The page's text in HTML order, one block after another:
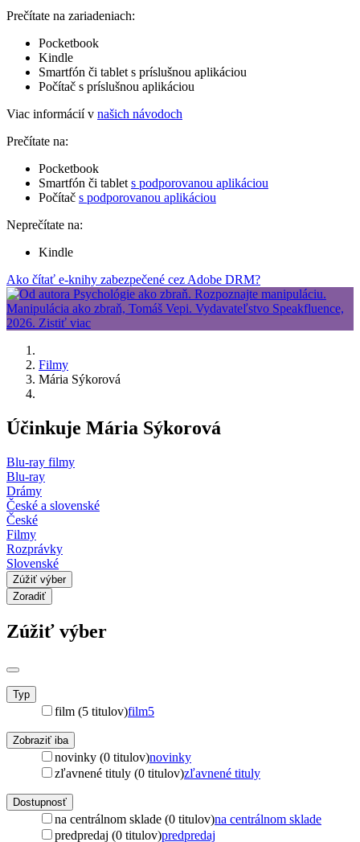
Prečítate na zariadeniach:
Pocketbook
Kindle
Smartfón či tablet s príslušnou aplikáciou
Počítač s príslušnou aplikáciou
Viac informácií v našich návodoch
Prečítate na:
Pocketbook
Smartfón či tablet s podporovanou aplikáciou
Počítač s podporovanou aplikáciou
Neprečítate na:
Kindle
Ako čítať e-knihy zabezpečené cez Adobe DRM?
Filmy
Mária Sýkorová
Účinkuje Mária Sýkorová
Blu-ray filmy
Blu-ray
Drámy
České a slovenské
České
Filmy
Rozprávky
Slovenské
Zúžiť výber
Zoradiť
Zúžiť výber
Typ
film (5 titulov)film5
Zobraziť iba
novinky (0 titulov)novinky
zľavnené tituly (0 titulov)zľavnené tituly
Dostupnosť
na centrálnom sklade (0 titulov)na centrálnom sklade
predpredaj (0 titulov)predpredaj